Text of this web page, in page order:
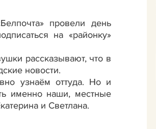
провели день
на «районку»
рассказывают, что в
новости.
узнаём оттуда. Но и
именно наши, местные
и Светлана.